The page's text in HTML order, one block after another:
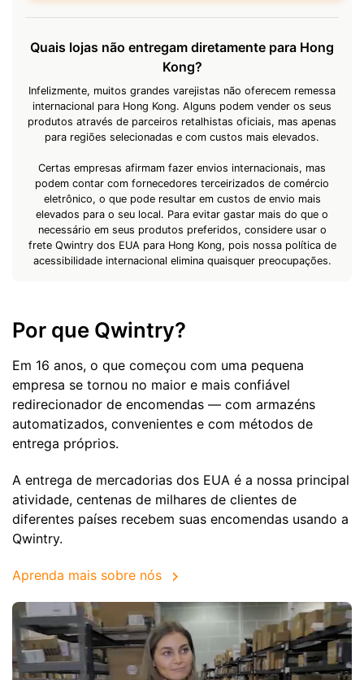
Quais lojas não entregam diretamente para Hong
Kong?
Infelizmente, muitos grandes varejistas não oferecem remessa
internacional para Hong Kong. Alguns podem vender os seus
produtos através de parceiros retalhistas oficiais, mas apenas
para regiões selecionadas e com custos mais elevados.
Certas empresas afirmam fazer envios internacionais, mas
podem contar com fornecedores terceirizados de comércio
eletrônico, o que pode resultar em custos de envio mais
elevados para o seu local. Para evitar gastar mais do que o
necessário em seus produtos preferidos, considere usar o
frete Qwintry dos EUA para Hong Kong, pois nossa política de
acessibilidade internacional elimina quaisquer preocupações.
Por que Qwintry?
Em 16 anos, o que começou com uma pequena
empresa se tornou no maior e mais confiável
redirecionador de encomendas — com armazéns
automatizados, convenientes e com métodos de
entrega próprios.
A entrega de mercadorias dos EUA é a nossa principal
atividade, centenas de milhares de clientes de
diferentes países recebem suas encomendas usando a
Qwintry.
Aprenda mais sobre nós